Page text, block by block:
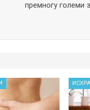
премногу големи